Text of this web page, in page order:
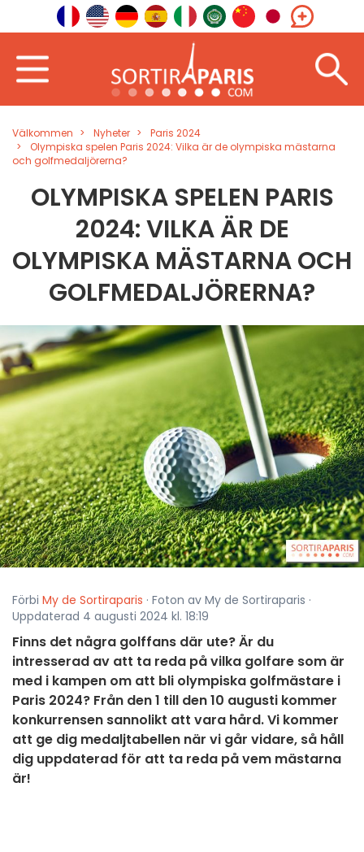
Välkommen Nyheter
Paris 2024
Olympiska spelen Paris 2024: Vilka är de olympiska mästarna
och golfmedaljörerna?
OLYMPISKA SPELEN PARIS
2024: VILKA ÄR DE
OLYMPISKA MÄSTARNA OCH
GOLFMEDALJÖRERNA?
Förbi My de Sortiraparis · Foton av My de Sortiraparis ·
Uppdaterad 4 augusti 2024 kl. 18:19
Finns det några golffans där ute? Är du
intresserad av att ta reda på vilka golfare som är
med i kampen om att bli olympiska golfmästare i
Paris 2024? Från den 1 till den 10 augusti kommer
konkurrensen sannolikt att vara hård. Vi kommer
att ge dig medaljtabellen när vi går vidare, så håll
dig uppdaterad för att ta reda på vem mästarna
är!